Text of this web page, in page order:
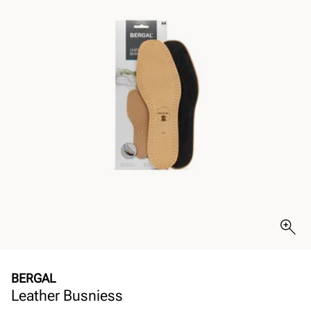
BERGAL
Leather Busniess